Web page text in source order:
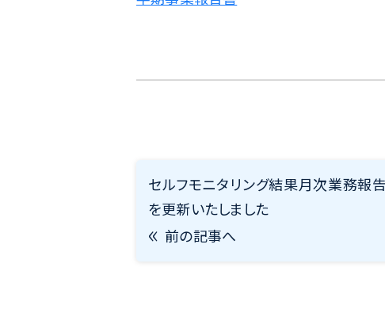
セルフモニタリング結果月次業務報
を更新いたしました
前の記事へ